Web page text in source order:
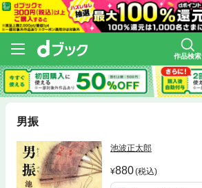
作品検索
男振
池波正太郎
880(税込)